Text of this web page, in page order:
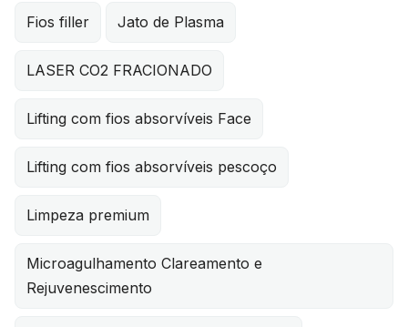
Fios filler Jato de Plasma
LASER CO2 FRACIONADO
Lifting com fios absorvíveis Face
Lifting com fios absorvíveis pescoço
Limpeza premium
Microagulhamento Clareamento e
Rejuvenescimento